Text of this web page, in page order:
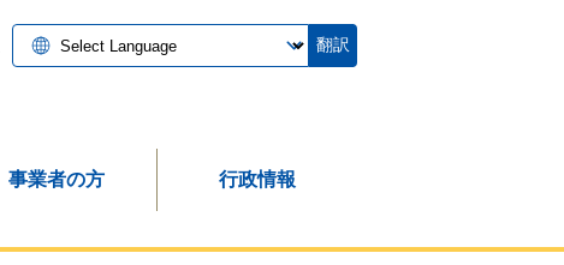
翻訳
事業者の方 行政情報